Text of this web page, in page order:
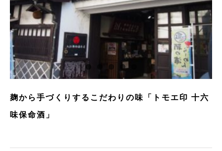
麹から手づくりするこだわりの味「トモエ印 十六
味保命酒」